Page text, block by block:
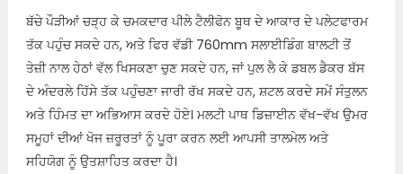
ਬੱਚੇ ਪੌੜੀਆਂ ਚੜ੍ਹ ਕੇ ਚਮਕਦਾਰ ਪੀਲੇ ਟੈਲੀਫੋਨ ਬੂਥ ਦੇ ਆਕਾਰ ਦੇ ਪਲੇਟਫਾਰਮ
ਤੱਕ ਪਹੁੰਚ ਸਕਦੇ ਹਨ, ਅਤੇ ਫਿਰ ਵੱਡੀ 760mm ਸਲਾਈਡਿੰਗ ਬਾਲਟੀ ਤੋਂ
ਤੇਜ਼ੀ ਨਾਲ ਹੇਠਾਂ ਵੱਲ ਖਿਸਕਣਾ ਚੁਣ ਸਕਦੇ ਹਨ, ਜਾਂ ਪੁਲ ਲੈ ਕੇ ਡਬਲ ਡੈਕਰ ਬੱਸ
ਦੇ ਅੰਦਰਲੇ ਹਿੱਸੇ ਤੱਕ ਪਹੁੰਚਣਾ ਜਾਰੀ ਰੱਖ ਸਕਦੇ ਹਨ, ਸ਼ਟਲ ਕਰਦੇ ਸਮੇਂ ਸੰਤੁਲਨ
ਅਤੇ ਹਿੰਮਤ ਦਾ ਅਭਿਆਸ ਕਰਦੇ ਹੋਏ। ਮਲਟੀ ਪਾਥ ਡਿਜ਼ਾਈਨ ਵੱਖ-ਵੱਖ ਉਮਰ
ਸਮੂਹਾਂ ਦੀਆਂ ਖੋਜ ਜ਼ਰੂਰਤਾਂ ਨੂੰ ਪੂਰਾ ਕਰਨ ਲਈ ਆਪਸੀ ਤਾਲਮੇਲ ਅਤੇ
ਸਹਿਯੋਗ ਨੂੰ ਉਤਸ਼ਾਹਿਤ ਕਰਦਾ ਹੈ।